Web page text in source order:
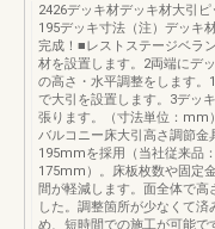
2426デッキ材デッキ材大引
195デッキ寸法（注）デッキ
完成！■レストステージベラ
材を設置します。2両端にデ
の高さ・水平調整をします。
で大引を設置します。3デッ
張ります。（寸法単位：mm
バルコニー床大引高さ調節
195mmを採用（当社従来品
175mm）。床板枚数や固定
間が軽減します。面全体で高
した。調整箇所が少なくて
め、短時間での施工が可能